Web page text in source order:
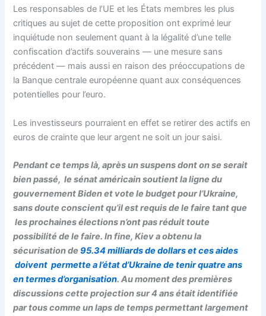
Les responsables de l’UE et les États membres les plus
critiques au sujet de cette proposition ont exprimé leur
inquiétude non seulement quant à la légalité d’une telle
confiscation d’actifs souverains — une mesure sans
précédent — mais aussi en raison des préoccupations de
la Banque centrale européenne quant aux conséquences
potentielles pour l’euro.
Les investisseurs pourraient en effet se retirer des actifs en
euros de crainte que leur argent ne soit un jour saisi.
Pendant ce temps là, après un suspens dont on se serait
bien passé, le sénat américain soutient la ligne du
gouvernement Biden et vote le budget pour l’Ukraine,
sans doute conscient qu’il est requis de le faire tant que
les prochaines élections n’ont pas réduit toute
possibilité de le faire. In fine, Kiev a obtenu la
sécurisation de95.34 milliards de dollars et ces aides
doivent permette a l’état d’Ukraine de tenir quatre ans
en termes d’organisation. Au moment des premières
discussions cette projection sur 4 ans était identifiée
par tous comme un laps de temps permettant largement